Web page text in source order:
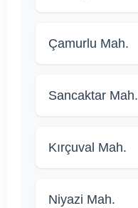
Çamurlu Mah.
Sancaktar Mah.
Kırçuval Mah.
Niyazi Mah.